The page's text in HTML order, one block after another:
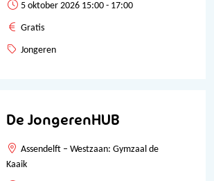
5 oktober 2026 15:00 - 17:00
Gratis
Jongeren
De JongerenHUB
Assendelft – Westzaan: Gymzaal de
Kaaik